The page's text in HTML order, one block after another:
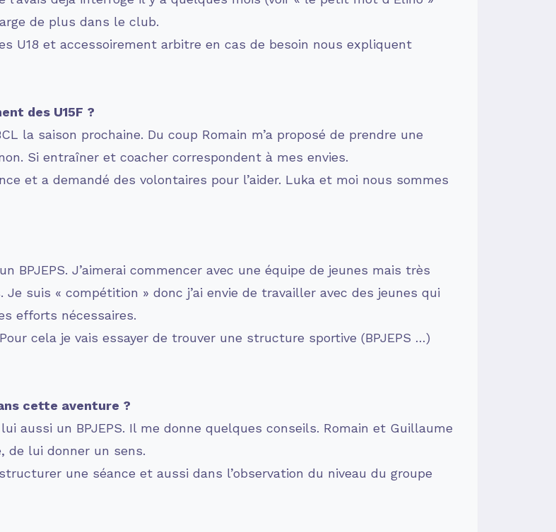
de plus dans le club.
U18 et accessoirement arbitre en cas de besoin nous expliquent
des U15F ?
la saison prochaine. Du coup Romain m’a proposé de prendre une
Si entraîner et coacher correspondent à mes envies.
et a demandé des volontaires pour l’aider. Luka et moi nous sommes
BPJEPS. J’aimerai commencer avec une équipe de jeunes mais très
suis « compétition » donc j’ai envie de travailler avec des jeunes qui
efforts nécessaires.
cela je vais essayer de trouver une structure sportive (BPJEPS …)
cette aventure ?
aussi un BPJEPS. Il me donne quelques conseils. Romain et Guillaume
de lui donner un sens.
une séance et aussi dans l’observation du niveau du groupe